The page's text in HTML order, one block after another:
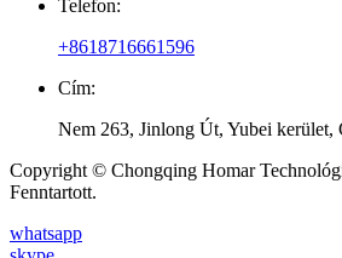
Telefon:
+8618716661596
Cím:
Nem 263, Jinlong Út, Yubei kerület,
Copyright © Chongqing Homar
Fenntartott.
whatsapp